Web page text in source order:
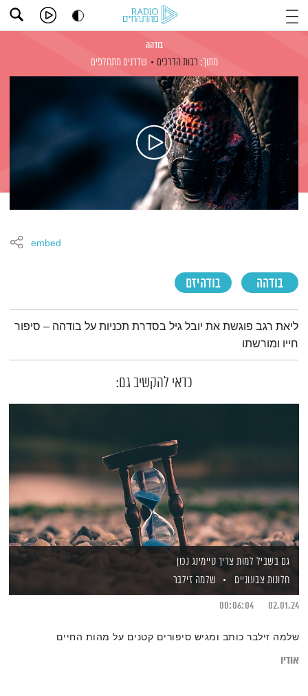
בודהה
מתוך: רבות הדרכים שדרנים מתחלפים
בודהה בודהיזם
embed
תמצית הפודקאסט
ליאת רגב פוגשת את יובל גיל בסדרת תכניות על בודהה – סיפור
חייו ומורשתו
כדאי להקשיב גם:
גם בשביל למות צריך טיימינג נכון
חלונות צבעוניים
שלמה זילבר
02.01.24
00:06:04
שלמה זילבר כותב ומגיש סיפורים קטנים על מהות החיים
אודיו